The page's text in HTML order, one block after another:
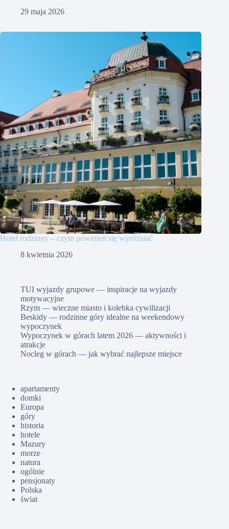
29 maja 2026
Hotel rodzinny – czym powinien się wyróżniać
8 kwietnia 2026
TUI wyjazdy grupowe — inspiracje na wyjazdy
motywacyjne
Rzym — wieczne miasto i kolebka cywilizacji
Beskidy — rodzinne góry idealne na weekendowy
wypoczynek
Wypoczynek w górach latem 2026 — aktywności i
atrakcje
Nocleg w górach — jak wybrać najlepsze miejsce
apartamenty
domki
Europa
góry
historia
hotele
Mazury
morze
natura
ogólnie
pensjonaty
Polska
świat